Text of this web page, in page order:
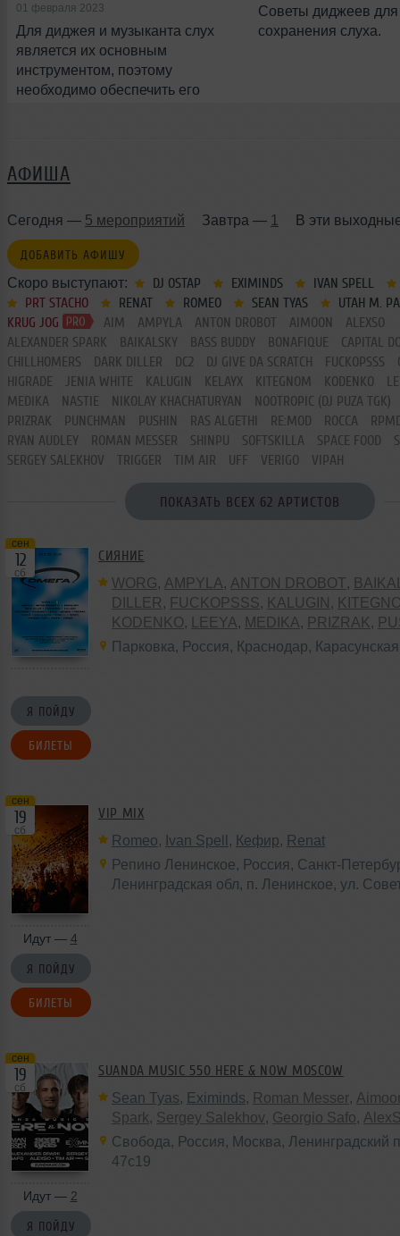
01 февраля 2023
Для диджея и музыканта слух
является их основным
инструментом, поэтому
необходимо обеспечить его
Советы диджеев для
сохранения слуха.
АФИША
Сегодня — 5 мероприятий Завтра — 1 В эти
ДОБАВИТЬ АФИШУ
Скоро выступают: DJ OSTAP EXIMINDS
IVAN SPELL
PRT STACHO
RENAT ROMEO SEAN TYAS
UTAH M.
KRUG JOG
AIM AMPYLA ANTON DROBOT AIMOON
ALEXSO
ALEXANDER SPARK
BAIKALSKY BASS BUDDY BONAFIQUE
CAPITAL
CHILLHOMERS
DARK DILLER DC2 DJ GIVE DA SCRATCH FUCKOPSSS
HIGRADE
JENIA WHITE KALUGIN KELAYX KITEGNOM KODENKO
MEDIKA
NASTIE NIKOLAY KHACHATURYAN
NOOTROPIC (DJ PUZA TGK)
PRIZRAK
PUNCHMAN PUSHIN RAS ALGETHI RE:MOD ROCCA
RYAN AUDLEY
ROMAN MESSER SHINPU SOFTSKILLA SPACE FOOD
SERGEY SALEKHOV
TRIGGER TIM AIR UFF VERIGO VIPAH
ПОКАЗАТЬ ВСЕХ 62 АРТИСТОВ
сен
12
сб
Я ПОЙДУ
БИЛЕТЫ
СИЯНИЕ
WORG, AMPYLA, ANTON DROBOT,
DILLER , FUCKOPSSS, KALUGIN ,
KODENKO, LEEYA, MEDIKA, PRIZRAK ,
ALGETHI
RPMD, SHINPU ,TRIGGER , UFF,
Парковка, Россия , Краснодар, Карасунская
сен
19
сб
Идут — 4
Я ПОЙДУ
БИЛЕТЫ
VIP MIX
Romeo, Ivan Spell , Кефир, Renat
Репино Ленинское, Россия , Санкт-
Ленинградская обл, п. Ленинское, ул.
сен
19
сб
Идут — 2
Я ПОЙДУ
SUANDA MUSIC 550 HERE & NOW MOSCOW
Sean Tyas, Eximinds, Roman Messer,
Spark, Sergey Salekhov, Georgio Safo,
Свобода, Россия , Москва, Ленинградский
47с19